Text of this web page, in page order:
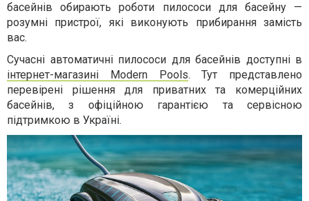
басейнів обирають роботи пилососи для басейну —
розумні пристрої, які виконують прибирання замість
вас.
Сучасні автоматичні пилососи для басейнів доступні в
інтернет-магазині Modern Pools. Тут представлено
перевірені рішення для приватних та комерційних
басейнів, з офіційною гарантією та сервісною
підтримкою в Україні.